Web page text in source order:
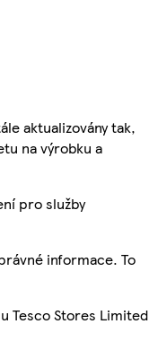
aktualizovány tak,
na výrobku a
pro služby
informace. To
Tesco Stores Limited